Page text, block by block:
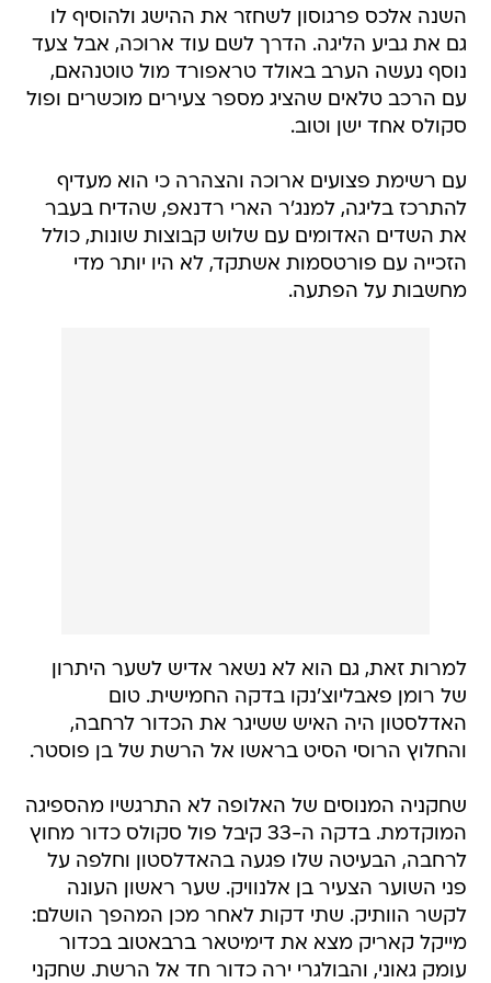
השנה אלכס פרגוסון לשחזר את ההישג ולהוסיף לו
גם את גביע הליגה. הדרך לשם עוד ארוכה, אבל צעד
נוסף נעשה הערב באולד טראפורד מול טוטנהאם,
עם הרכב טלאים שהציג מספר צעירים מוכשרים ופול
סקולס אחד ישן וטוב.
עם רשימת פצועים ארוכה והצהרה כי הוא מעדיף
להתרכז בליגה, למנג'ר הארי רדנאפ, שהדיח בעבר
את השדים האדומים עם שלוש קבוצות שונות, כולל
הזכייה עם פורטסמות אשתקד, לא היו יותר מדי
מחשבות על הפתעה.
למרות זאת, גם הוא לא נשאר אדיש לשער היתרון
של רומן פאבליוצ'נקו בדקה החמישית. טום
האדלסטון היה האיש ששיגר את הכדור לרחבה,
והחלוץ הרוסי הסיט בראשו אל הרשת של בן פוסטר.
שחקניה המנוסים של האלופה לא התרגשיו מהספיגה
המוקדמת. בדקה ה-33 קיבל פול סקולס כדור מחוץ
לרחבה, הבעיטה שלו פגעה בהאדלסטון וחלפה על
פני השוער הצעיר בן אלנוויק. שער ראשון העונה
לקשר הוותיק. שתי דקות לאחר מכן המהפך הושלם:
מייקל קאריק מצא את דימיטאר ברבאטוב בכדור
עומק גאוני, והבולגרי ירה כדור חד אל הרשת. שחקני